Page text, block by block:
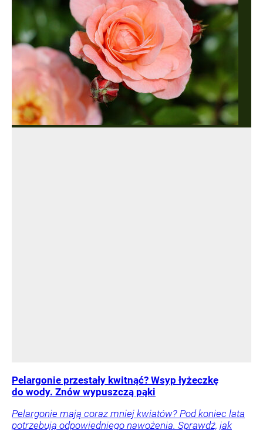
Pelargonie przestały kwitnąć? Wsyp łyżeczkę
do wody. Znów wypuszczą pąki
Pelargonie mają coraz mniej kwiatów? Pod koniec lata
potrzebują odpowiedniego nawożenia. Sprawdź, jak